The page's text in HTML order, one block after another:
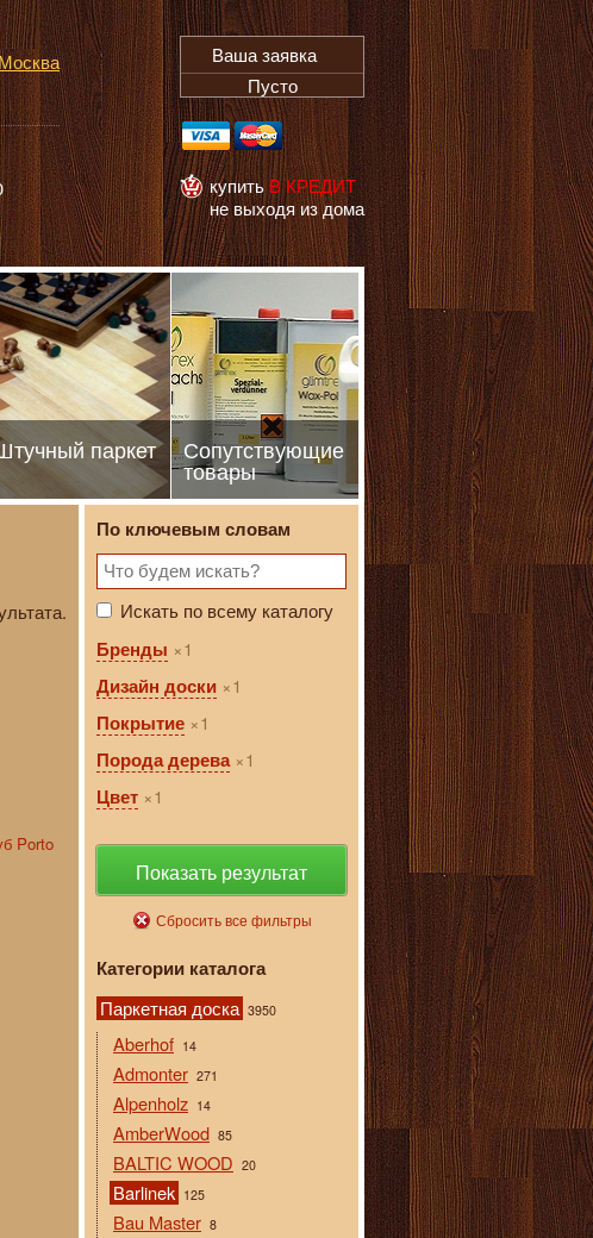
Москва
Ваша заявка
Пусто
купитьВ КРЕДИТ
не выходя из дома
паркет Сопутствующие
товары
Porto
По ключевым словам
Искать по всему каталогу
Бренды
1
Дизайн доски
1
Покрытие
1
Порода дерева
1
Цвет
1
Показать результат
Сбросить все фильтры
Категории каталога
Паркетная доска 3950
Aberhof 14
Admonter 271
Alpenholz 14
AmberWood 85
BALTIC WOOD 20
Barlinek 125
Bau Master 8